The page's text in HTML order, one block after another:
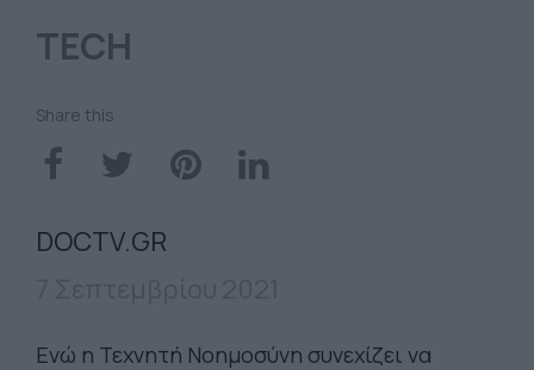
TECH
Share this
DOCTV.GR
Ενώ η Τεχνητή Νοημοσύνη συνεχίζει να